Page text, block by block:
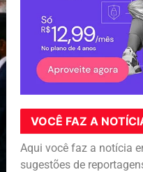
VOCÊ FAZ A
Aqui você faz a notícia
sugestões de